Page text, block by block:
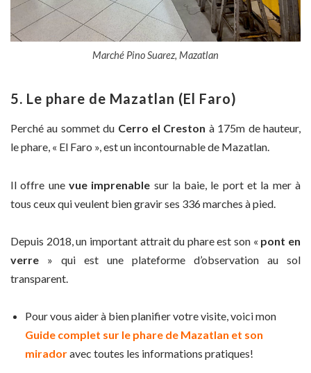
Marché Pino Suarez, Mazatlan
5. Le phare de Mazatlan (El Faro)
Perché au sommet du Cerro el Creston à 175m de hauteur,
le phare, « El Faro », est un incontournable de Mazatlan.
Il offre unevue imprenable sur la baie, le port et la mer à
tous ceux qui veulent bien gravir ses 336 marches à pied.
Depuis 2018, un important attrait du phare est son « pont en
verre » qui est une plateforme d’observation au sol
transparent.
Pour vous aider à bien planifier votre visite, voici mon
Guide complet sur le phare de Mazatlan et son
miradoravec toutes les informations pratiques!